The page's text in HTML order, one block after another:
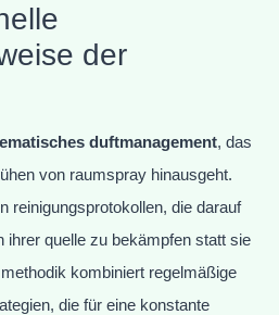
der
duftmanagement, das
von raumspray hinausgeht.
reinigungsprotokollen, die darauf
ihrer quelle zu bekämpfen statt sie
kombiniert regelmäßige
die für eine konstante